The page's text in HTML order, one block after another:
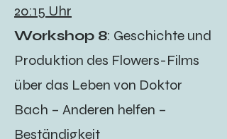
20:15 Uhr
Workshop 8: Geschichte und
Produktion des Flowers-Films
über das Leben von Doktor
Bach – Anderen helfen –
Beständigkeit